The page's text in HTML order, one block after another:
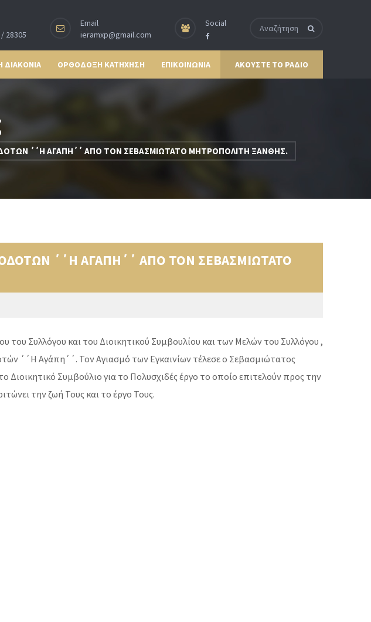
28305
Email
ieramxp@gmail.com
Social
ΔΙΑΚΟΝΙΑ ΟΡΘΟΔΟΞΗ ΚΑΤΗΧΗΣΗ ΕΠΙΚΟΙΝΩΝΙΑ ΑΚΟΥΣΤΕ ΤΟ ΡΑΔΙΟ
΄΄Η ΑΓΑΠΗ΄΄ ΑΠΟ ΤΟΝ ΣΕΒΑΣΜΙΩΤΑΤΟ ΜΗΤΡΟΠΟΛΙΤΗ ΞΑΝΘΗΣ.
΄΄Η ΑΓΑΠΗ΄΄ ΑΠΟ ΤΟΝ ΣΕΒΑΣΜΙΩΤΑΤΟ
Συλλόγου και του Διοικητικού Συμβουλίου και των Μελών του Συλλόγου ,
΄΄Η Αγάπη΄΄. Τον Αγιασμό των Εγκαινίων τέλεσε ο Σεβασμιώτατος
Συμβούλιο για το Πολυσχιδές έργο το οποίο επιτελούν προς την
την ζωή Τους και το έργο Τους.